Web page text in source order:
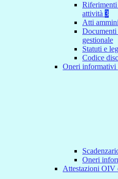
Riferimenti
attività 3
Atti
Documenti
gestionale
Statuti e
Codice
Oneri informativi
Oneri
Attestazioni OIV